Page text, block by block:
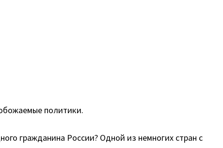
политики.
гражданина России? Одной из немногих стран с